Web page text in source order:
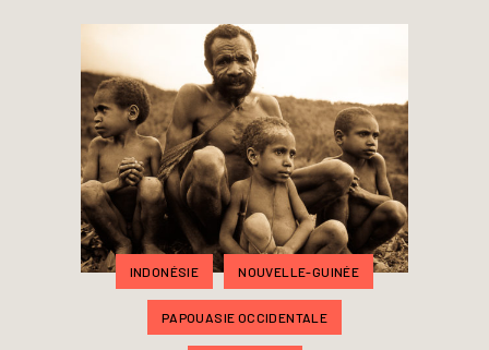
INDONÉSIE NOUVELLE-GUINÉE
PAPOUASIE OCCIDENTALE